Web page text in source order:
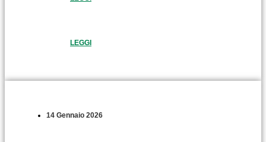
LEGGI
14 Gennaio 2026